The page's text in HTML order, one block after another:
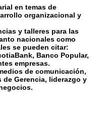
en temas de
organizacional y
y talleres para las
nacionales como
se pueden citar:
Banco Popular,
empresas.
de comunicación,
de Gerencia, liderazgo y